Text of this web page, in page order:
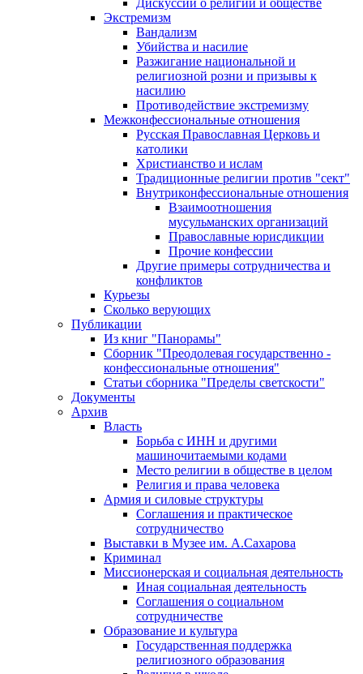
Дискуссии о религии и обществе
Экстремизм
Вандализм
Убийства и насилие
Разжигание национальной и
религиозной розни и призывы к
насилию
Противодействие экстремизму
Межконфессиональные отношения
Русская Православная Церковь и
католики
Христианство и ислам
Традиционные религии против "сект"
Внутриконфессиональные отношения
Взаимоотношения
мусульманских организаций
Православные юрисдикции
Прочие конфессии
Другие примеры сотрудничества и
конфликтов
Курьезы
Сколько верующих
Публикации
Из книг "Панорамы"
Сборник "Преодолевая государственно -
конфессиональные отношения"
Статьи сборника "Пределы светскости"
Документы
Архив
Власть
Борьба с ИНН и другими
машиночитаемыми кодами
Место религии в обществе в целом
Религия и права человека
Армия и силовые структуры
Соглашения и практическое
сотрудничество
Выставки в Музее им. А.Сахарова
Криминал
Миссионерская и социальная деятельность
Иная социальная деятельность
Соглашения о социальном
сотрудничестве
Образование и культура
Государственная поддержка
религиозного образования